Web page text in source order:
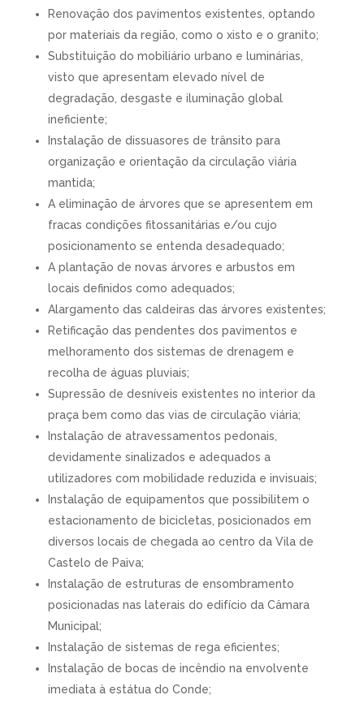
Renovação dos pavimentos existentes, optando
por materiais da região, como o xisto e o granito;
Substituição do mobiliário urbano e luminárias,
visto que apresentam elevado nível de
degradação, desgaste e iluminação global
ineficiente;
Instalação de dissuasores de trânsito para
organização e orientação da circulação viária
mantida;
A eliminação de árvores que se apresentem em
fracas condições fitossanitárias e/ou cujo
posicionamento se entenda desadequado;
A plantação de novas árvores e arbustos em
locais definidos como adequados;
Alargamento das caldeiras das árvores existentes;
Retificação das pendentes dos pavimentos e
melhoramento dos sistemas de drenagem e
recolha de águas pluviais;
Supressão de desníveis existentes no interior da
praça bem como das vias de circulação viária;
Instalação de atravessamentos pedonais,
devidamente sinalizados e adequados a
utilizadores com mobilidade reduzida e invisuais;
Instalação de equipamentos que possibilitem o
estacionamento de bicicletas, posicionados em
diversos locais de chegada ao centro da Vila de
Castelo de Paiva;
Instalação de estruturas de ensombramento
posicionadas nas laterais do edifício da Câmara
Municipal;
Instalação de sistemas de rega eficientes;
Instalação de bocas de incêndio na envolvente
imediata à estátua do Conde;